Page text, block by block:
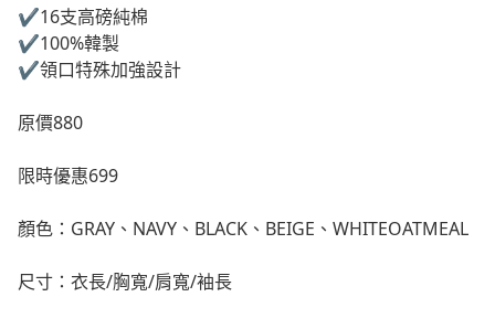
✔️16支高磅純棉
✔️100%韓製
✔️領口特殊加強設計
原價880
限時優惠699
顏色：GRAY、NAVY、BLACK、BEIGE、WHITEOATMEAL
尺寸：衣長/胸寬/肩寬/袖長